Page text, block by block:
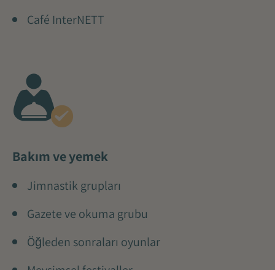
Café InterNETT
Bakım ve yemek
Jimnastik grupları
Gazete ve okuma grubu
Öğleden sonraları oyunlar